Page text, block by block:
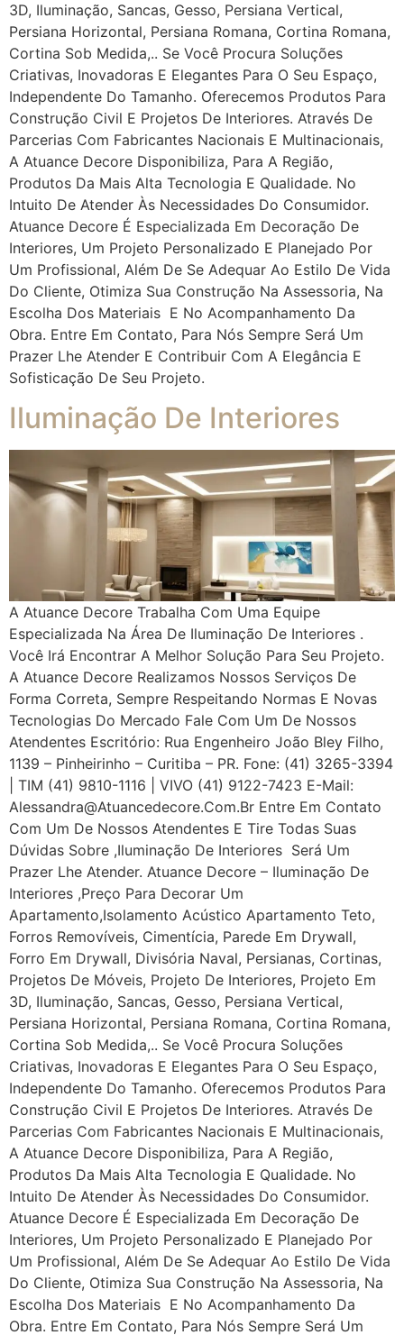
3D, Iluminação, Sancas, Gesso, Persiana Vertical,
Persiana Horizontal, Persiana Romana, Cortina Romana,
Cortina Sob Medida,.. Se Você Procura Soluções
Criativas, Inovadoras E Elegantes Para O Seu Espaço,
Independente Do Tamanho. Oferecemos Produtos Para
Construção Civil E Projetos De Interiores. Através De
Parcerias Com Fabricantes Nacionais E Multinacionais,
A Atuance Decore Disponibiliza, Para A Região,
Produtos Da Mais Alta Tecnologia E Qualidade. No
Intuito De Atender Às Necessidades Do Consumidor.
Atuance Decore É Especializada Em Decoração De
Interiores, Um Projeto Personalizado E Planejado Por
Um Profissional, Além De Se Adequar Ao Estilo De Vida
Do Cliente, Otimiza Sua Construção Na Assessoria, Na
Escolha Dos Materiais E No Acompanhamento Da
Obra. Entre Em Contato, Para Nós Sempre Será Um
Prazer Lhe Atender E Contribuir Com A Elegância E
Sofisticação De Seu Projeto.
Iluminação De Interiores
A Atuance Decore Trabalha Com Uma Equipe
Especializada Na Área De Iluminação De Interiores .
Você Irá Encontrar A Melhor Solução Para Seu Projeto.
A Atuance Decore Realizamos Nossos Serviços De
Forma Correta, Sempre Respeitando Normas E Novas
Tecnologias Do Mercado Fale Com Um De Nossos
Atendentes Escritório: Rua Engenheiro João Bley Filho,
1139 – Pinheirinho – Curitiba – PR. Fone: (41) 3265-3394
| TIM (41) 9810-1116 | VIVO (41) 9122-7423 E-Mail:
Alessandra@atuancedecore.com.br Entre Em Contato
Com Um De Nossos Atendentes E Tire Todas Suas
Dúvidas Sobre ,iluminação De Interiores Será Um
Prazer Lhe Atender. Atuance Decore – Iluminação De
Interiores ,Preço Para Decorar Um
Apartamento,Isolamento Acústico Apartamento Teto,
Forros Removíveis, Cimentícia, Parede Em Drywall,
Forro Em Drywall, Divisória Naval, Persianas, Cortinas,
Projetos De Móveis, Projeto De Interiores, Projeto Em
3D, Iluminação, Sancas, Gesso, Persiana Vertical,
Persiana Horizontal, Persiana Romana, Cortina Romana,
Cortina Sob Medida,.. Se Você Procura Soluções
Criativas, Inovadoras E Elegantes Para O Seu Espaço,
Independente Do Tamanho. Oferecemos Produtos Para
Construção Civil E Projetos De Interiores. Através De
Parcerias Com Fabricantes Nacionais E Multinacionais,
A Atuance Decore Disponibiliza, Para A Região,
Produtos Da Mais Alta Tecnologia E Qualidade. No
Intuito De Atender Às Necessidades Do Consumidor.
Atuance Decore É Especializada Em Decoração De
Interiores, Um Projeto Personalizado E Planejado Por
Um Profissional, Além De Se Adequar Ao Estilo De Vida
Do Cliente, Otimiza Sua Construção Na Assessoria, Na
Escolha Dos Materiais E No Acompanhamento Da
Obra. Entre Em Contato, Para Nós Sempre Será Um